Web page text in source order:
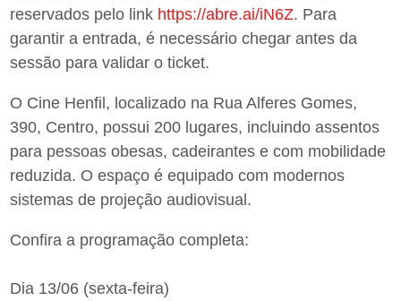
reservados pelo link https://abre.ai/iN6Z. Para
garantir a entrada, é necessário chegar antes da
sessão para validar o ticket.
O Cine Henfil, localizado na Rua Alferes Gomes,
390, Centro, possui 200 lugares, incluindo assentos
para pessoas obesas, cadeirantes e com mobilidade
reduzida. O espaço é equipado com modernos
sistemas de projeção audiovisual.
Confira a programação completa:
Dia 13/06 (sexta-feira)